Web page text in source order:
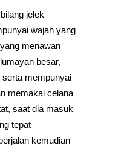
jelek
wajah yang
menawan
besar,
serta mempunyai
memakai celana
saat dia masuk
tepat
kemudian